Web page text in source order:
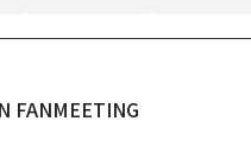
FANMEETING